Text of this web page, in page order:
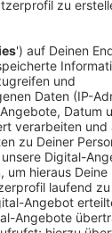
die
für erledigt
noch
Spielhallen
28.09.2020 15:07